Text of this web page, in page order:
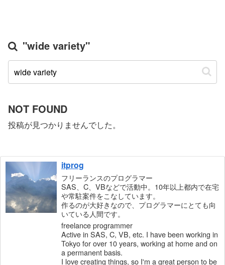
"wide variety"
NOT FOUND
投稿が見つかりませんでした。
itprog
フリーランスのプログラマー
SAS、C、VBなどで活動中。10年以上都内で在宅
や常駐案件をこなしています。
作るのが大好きなので、プログラマーにとても向
いている人間です。
freelance programmer
Active in SAS, C, VB, etc. I have been working in
Tokyo for over 10 years, working at home and on
a permanent basis.
I love creating things, so I'm a great person to be